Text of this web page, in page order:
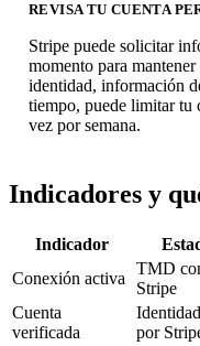
REVISA TU CUENTA
Stripe puede solicitar
momento para
identidad, información
tiempo, puede limitar tu
vez por semana.
Indicadores y
Indicador
Conexión activa
TMD
Stripe
Cuenta
verificada
por